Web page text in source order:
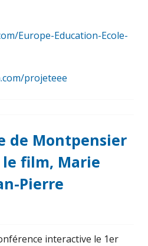
Europe-Education-Ecole-
projeteee
de Montpensier
film, Marie
Pierre
interactive le 1er